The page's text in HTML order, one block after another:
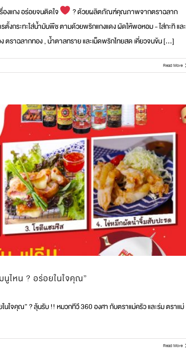
งแกง อร่อยจนติดใจ
? ด้วยผลิตภัณฑ์คุณภาพจากตราฉลาก
ตั้งกระทะใส่น้ำมันพืช ตามด้วยพริกแกงแดง ผัดให้พอหอม - ใส่กะทิ และ
ราฉลากทอง , น้ำตาลทราย และเม็ดพริกไทยสด เคี่ยวจนข้น [...]
Read More
ไหน ? อร่อยในใจคุณ”
ใจคุณ” ? ลุ้นรับ !! หมวกทีวี 360 องศา กับตราแม่ครัว และร่ม ตราแม่
Read More